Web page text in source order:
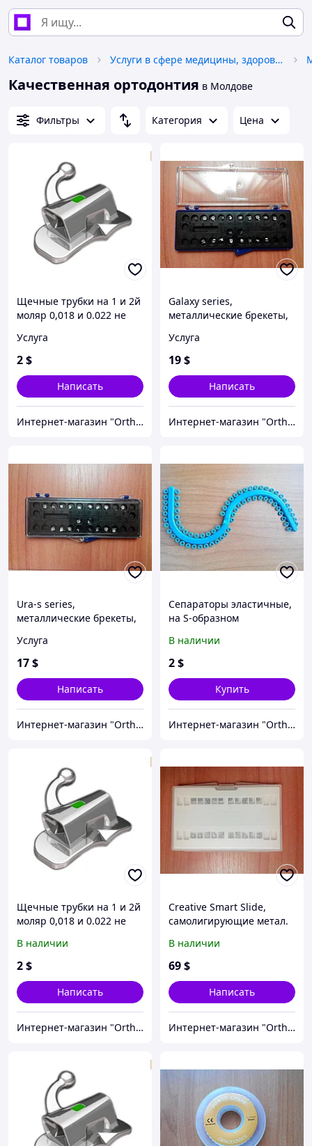
Каталог товаров Услуги в сфере медицины, здоровья и красоты
Качественная ортодонтия в Молдове
Фильтры Категория Цена
Щечные трубки на 1 и 2й
моляр 0,018 и 0.022 не
Roth,MBT
Услуга
2$
Написать
Интернет-магазин "OrthoWay"
Galaxy series,
металлические брекеты,
набор)
Услуга
19$
Написать
Интернет-магазин "OrthoWay"
Ura-s series,
металлические брекеты,
набор)
Услуга
17$
Написать
Интернет-магазин "OrthoWay"
Сепараторы эластичные,
на S-образном
эластичные
В наличии
2$
Купить
Интернет-магазин "OrthoWay"
Щечные трубки на 1 и 2й
моляр 0,018 и 0.022 не
Roth,MBT
В наличии
2$
Написать
Интернет-магазин "OrthoWay"
Creative Smart Slide,
самолигирующие метал.
(полный набор)
В наличии
69$
Написать
Интернет-магазин "OrthoWay"